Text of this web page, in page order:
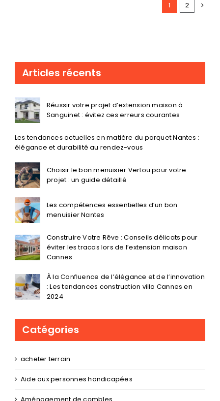
1 2
Articles récents
Réussir votre projet d’extension maison à
Sanguinet : évitez ces erreurs courantes
Les tendances actuelles en matière du parquet Nantes :
élégance et durabilité au rendez-vous
Choisir le bon menuisier Vertou pour votre
projet : un guide détaillé
Les compétences essentielles d’un bon
menuisier Nantes
Construire Votre Rêve : Conseils délicats pour
éviter les tracas lors de l’extension maison
Cannes
À la Confluence de l’élégance et de l’innovation
: Les tendances construction villa Cannes en
2024
Catégories
acheter terrain
Aide aux personnes handicapées
Aménagement de combles